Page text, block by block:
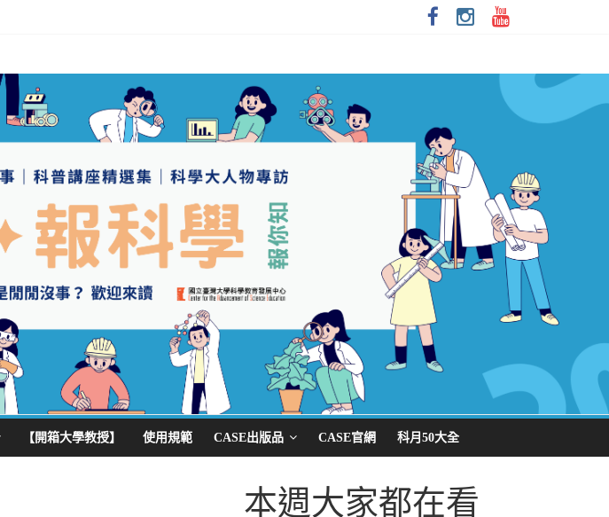
【開箱大學教授】 使用規範 CASE出版品 CASE官網 科月50大全
本週大家都在看